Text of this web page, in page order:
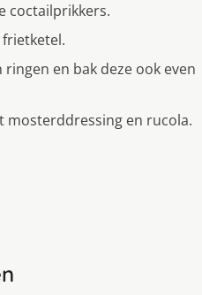
coctailprikkers.
frietketel.
en bak deze ook even
mosterddressing en rucola.